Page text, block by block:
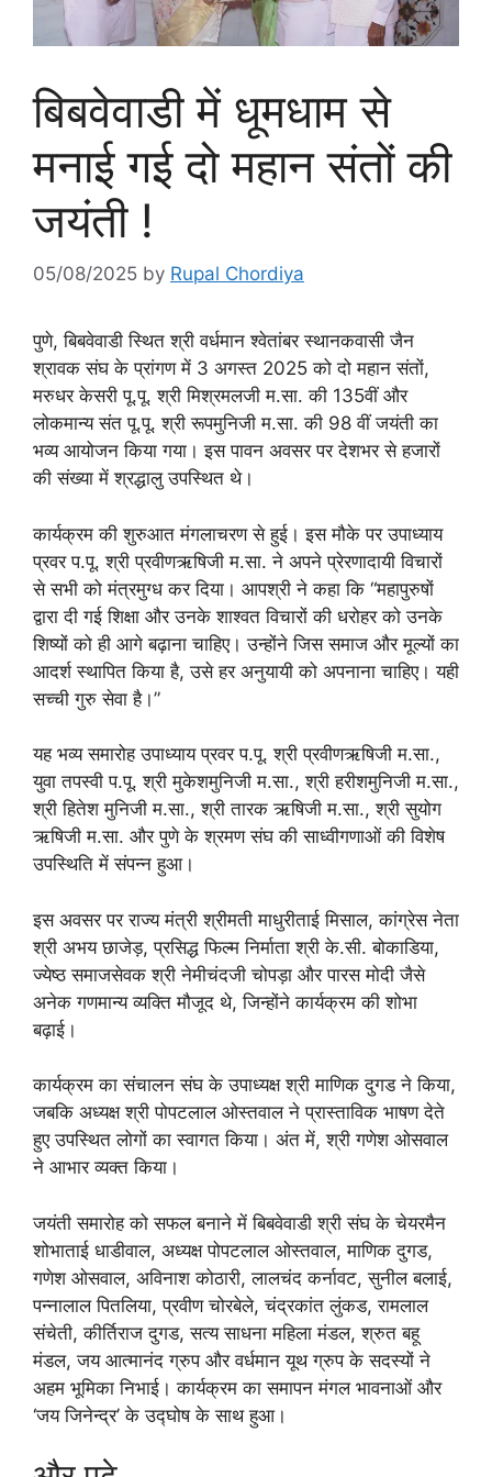
बिबवेवाडी में धूमधाम से
मनाई गई दो महान संतों की
जयंती !
05/08/2025 by Rupal Chordiya
पुणे, बिबवेवाडी स्थित श्री वर्धमान श्वेतांबर स्थानकवासी जैन
श्रावक संघ के प्रांगण में 3 अगस्त 2025 को दो महान संतों,
मरुधर केसरी पू.पू. श्री मिश्रमलजी म.सा. की 135वीं और
लोकमान्य संत पू.पू. श्री रूपमुनिजी म.सा. की 98 वीं जयंती का
भव्य आयोजन किया गया। इस पावन अवसर पर देशभर से हजारों
की संख्या में श्रद्धालु उपस्थित थे।
कार्यक्रम की शुरुआत मंगलाचरण से हुई। इस मौके पर उपाध्याय
प्रवर प.पू. श्री प्रवीणऋषिजी म.सा. ने अपने प्रेरणादायी विचारों
से सभी को मंत्रमुग्ध कर दिया। आपश्री ने कहा कि “महापुरुषों
द्वारा दी गई शिक्षा और उनके शाश्वत विचारों की धरोहर को उनके
शिष्यों को ही आगे बढ़ाना चाहिए। उन्होंने जिस समाज और मूल्यों का
आदर्श स्थापित किया है, उसे हर अनुयायी को अपनाना चाहिए। यही
सच्ची गुरु सेवा है।”
यह भव्य समारोह उपाध्याय प्रवर प.पू. श्री प्रवीणऋषिजी म.सा.,
युवा तपस्वी प.पू. श्री मुकेशमुनिजी म.सा., श्री हरीशमुनिजी म.सा.,
श्री हितेश मुनिजी म.सा., श्री तारक ऋषिजी म.सा., श्री सुयोग
ऋषिजी म.सा. और पुणे के श्रमण संघ की साध्वीगणाओं की विशेष
उपस्थिति में संपन्न हुआ।
इस अवसर पर राज्य मंत्री श्रीमती माधुरीताई मिसाल, कांग्रेस नेता
श्री अभय छाजेड़, प्रसिद्ध फिल्म निर्माता श्री के.सी. बोकाडिया,
ज्येष्ठ समाजसेवक श्री नेमीचंदजी चोपड़ा और पारस मोदी जैसे
अनेक गणमान्य व्यक्ति मौजूद थे, जिन्होंने कार्यक्रम की शोभा
बढ़ाई।
कार्यक्रम का संचालन संघ के उपाध्यक्ष श्री माणिक दुगड ने किया,
जबकि अध्यक्ष श्री पोपटलाल ओस्तवाल ने प्रास्ताविक भाषण देते
हुए उपस्थित लोगों का स्वागत किया। अंत में, श्री गणेश ओसवाल
ने आभार व्यक्त किया।
जयंती समारोह को सफल बनाने में बिबवेवाडी श्री संघ के चेयरमैन
शोभाताई धाडीवाल, अध्यक्ष पोपटलाल ओस्तवाल, माणिक दुगड,
गणेश ओसवाल, अविनाश कोठारी, लालचंद कर्नावट, सुनील बलाई,
पन्नालाल पितलिया, प्रवीण चोरबेले, चंद्रकांत लुंकड, रामलाल
संचेती, कीर्तिराज दुगड, सत्य साधना महिला मंडल, श्रुत बहू
मंडल, जय आत्मानंद ग्रुप और वर्धमान यूथ ग्रुप के सदस्यों ने
अहम भूमिका निभाई। कार्यक्रम का समापन मंगल भावनाओं और
‘जय जिनेन्द्र’ के उद्घोष के साथ हुआ।